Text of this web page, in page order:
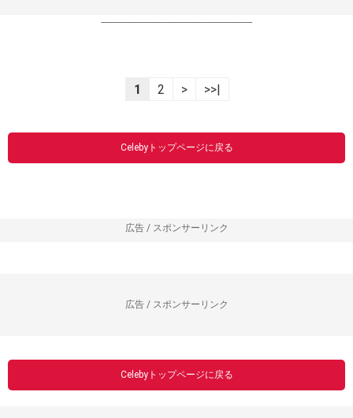
----------------------------------------------------------------
1 2 > >>|
Celebyトップページに戻る
広告 / スポンサーリンク
広告 / スポンサーリンク
Celebyトップページに戻る